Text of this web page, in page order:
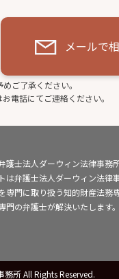
メールで
ご了承ください。
電話にてご連絡ください。
弁護士法人ダーウィン法律事務
は弁護士法人ダーウィン法律
専門に取り扱う知的財産法務
門の弁護士が解決いたします。
所 All Rights Reserved.